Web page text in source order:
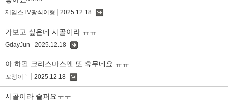
제임스TV광식이형 2025.12.18
가보고 싶은데 시골이라 ㅠㅠ
GdayJun 2025.12.18
글
아 하필 크리스마스엔 또 휴무네요 ㅠㅠ
꼬맹이｀ 2025.12.18
시골이라 슬퍼요ㅜㅜ